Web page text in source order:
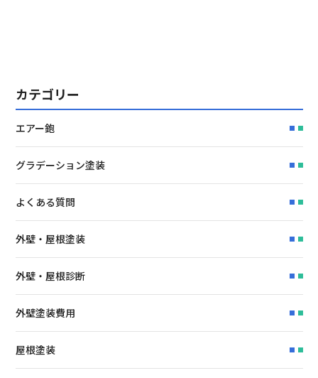
カテゴリー
エアー鉋
グラデーション塗装
よくある質問
外壁・屋根塗装
外壁・屋根診断
外壁塗装費用
屋根塗装